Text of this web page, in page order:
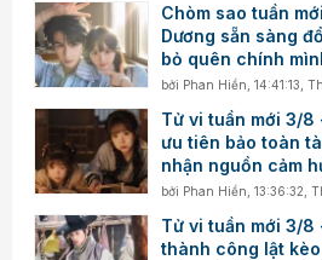
Chòm sao tuần
Dương sẵn sàng
bỏ quên chính
bởi Phan Hiền ,14:41:13,
Tử vi tuần mới 3/8
ưu tiên bảo toàn
nhận nguồn cảm
bởi Phan Hiền ,13:36:32,
Tử vi tuần mới 3/
thành công lật